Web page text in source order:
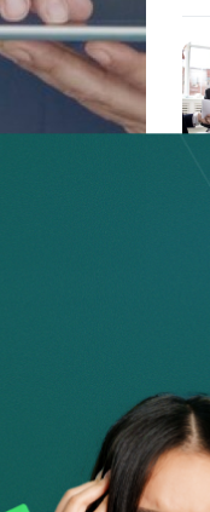
и
делают все